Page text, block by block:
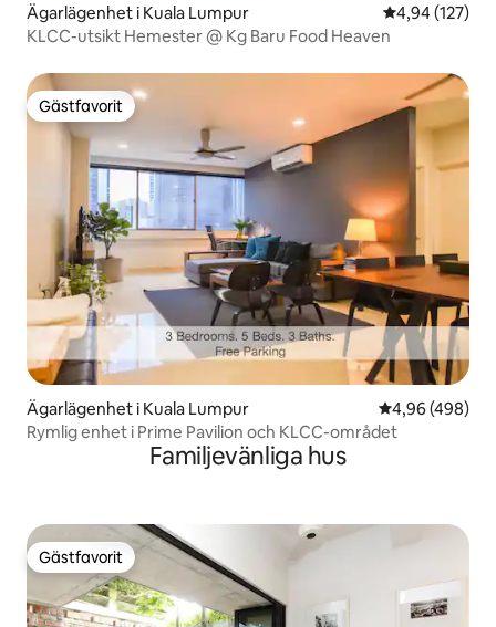
Ägarlägenhet i Kuala Lumpur 4,94 av 5 i
4,94 (127)
KLCC-utsikt Hemester @ Kg Baru Food Heaven
Gästfavorit
Gästfavorit
Ägarlägenhet i Kuala Lumpur 4,96 av 5 i
4,96 (498)
Rymlig enhet i Prime Pavilion och KLCC-området
Familjevänliga hus
Gästfavorit
Gästfavorit